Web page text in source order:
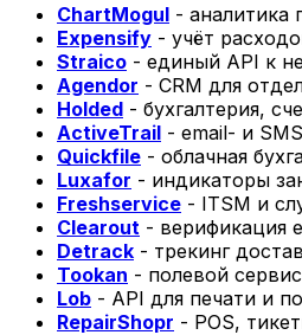
ChartMogul - аналитика
Expensify - учёт
Straico - единый API к
Agendor - CRM для
Holded - бухгалтерия,
ActiveTrail - email- и
Quickfile - облачная
Luxafor - индикаторы
Freshservice - ITSM и
Clearout - верификация
Detrack - трекинг
Tookan - полевой
Lob - API для печати и
RepairShopr - POS,